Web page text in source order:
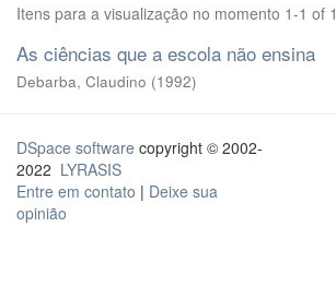
Itens para a visualização no momento 1-1 of 1
As ciências que a escola não ensina
Debarba, Claudino (1992)
DSpace software copyright © 2002-
2022 LYRASIS
Entre em contato | Deixe sua
opinião